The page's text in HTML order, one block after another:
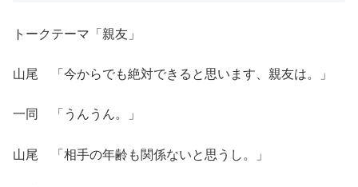
トークテーマ「親友」
山尾 「今からでも絶対できると思います、親友は。」
一同 「うんうん。」
山尾 「相手の年齢も関係ないと思うし。」